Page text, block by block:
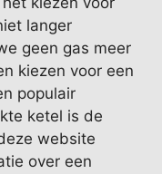
langer
geen gas meer
kiezen voor een
populair
ketel is de
website
over een